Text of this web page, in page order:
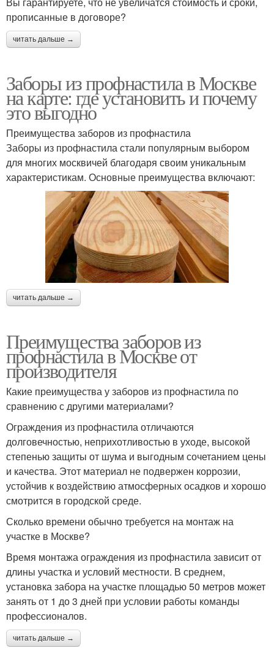
прописанные в договоре?
читать дальше →
Заборы из профнастила в Москве
на карте: где установить и почему
это выгодно
Преимущества заборов из профнастила
Заборы из профнастила стали популярным выбором
для многих москвичей благодаря своим уникальным
характеристикам. Основные преимущества включают:
читать дальше →
Преимущества заборов из
профнастила в Москве от
производителя
Какие преимущества у заборов из профнастила по
сравнению с другими материалами?
Ограждения из профнастила отличаются
долговечностью, неприхотливостью в уходе, высокой
степенью защиты от шума и выгодным сочетанием цены
и качества. Этот материал не подвержен коррозии,
устойчив к воздействию атмосферных осадков и хорошо
смотрится в городской среде.
Сколько времени обычно требуется на монтаж на
участке в Москве?
Время монтажа ограждения из профнастила зависит от
длины участка и условий местности. В среднем,
установка забора на участке площадью 50 метров может
занять от 1 до 3 дней при условии работы команды
профессионалов.
читать дальше →